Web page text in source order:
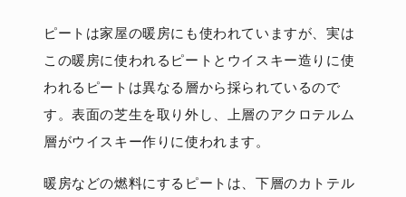
ピートは家屋の暖房にも使われていますが、実は
この暖房に使われるピートとウイスキー造りに使
われるピートは異なる層から採られているので
す。表面の芝生を取り外し、上層のアクロテルム
層がウイスキー作りに使われます。
暖房などの燃料にするピートは、下層のカトテル